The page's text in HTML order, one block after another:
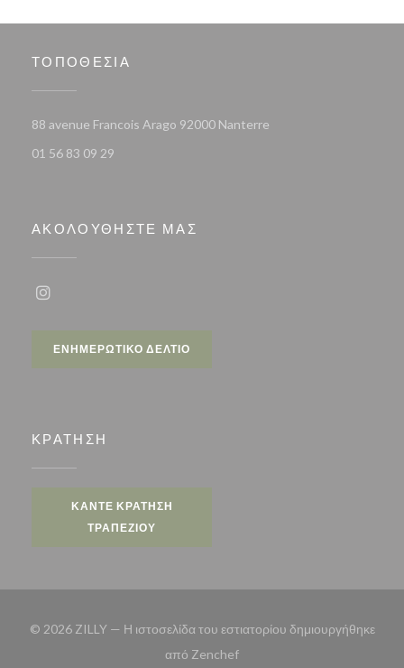
ΤΟΠΟΘΕΣΊΑ
88 avenue Francois Arago 92000 Nanterre
01 56 83 09 29
ΑΚΟΛΟΥΘΉΣΤΕ ΜΑΣ
ΕΝΗΜΕΡΩΤΙΚΌ ΔΕΛΤΊΟ
ΚΡΆΤΗΣΗ
ΚΆΝΤΕ ΚΡΆΤΗΣΗ
ΤΡΑΠΕΖΙΟΎ
© 2026 ZILLY — Η ιστοσελίδα του εστιατορίου δημιουργήθηκε
από Zenchef((ανοίγει σε νέο παράθυρο))